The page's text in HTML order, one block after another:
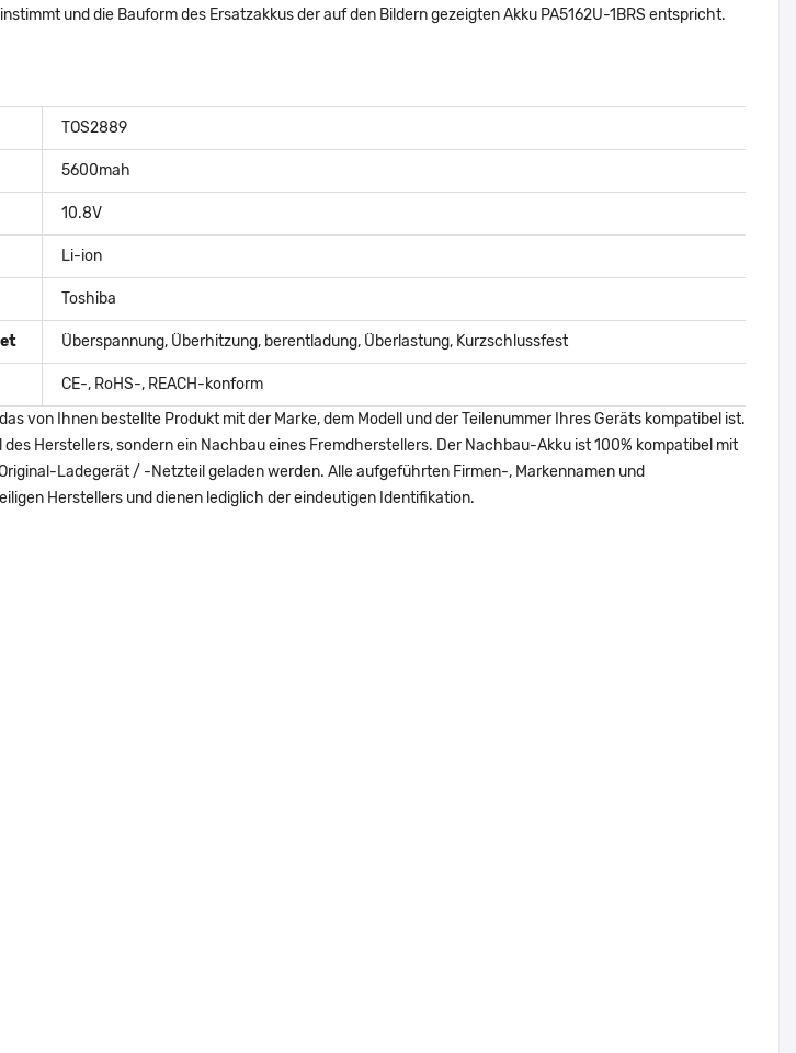
und die Bauform des Ersatzakkus der auf den Bildern gezeigten Akku PA5162U-1BRS entspricht.
TOS2889
5600mah
10.8V
Li-ion
Toshiba
Überspannung, Überhitzung, berentladung, Überlastung, Kurzschlussfest
CE-, RoHS-, REACH-konform
von Ihnen bestellte Produkt mit der Marke, dem Modell und der Teilenummer Ihres Geräts kompatibel ist.
des Herstellers, sondern ein Nachbau eines Fremdherstellers. Der Nachbau-Akku ist 100% kompatibel mit
Ladegerät / -Netzteil geladen werden. Alle aufgeführten Firmen-, Markennamen und
Herstellers und dienen lediglich der eindeutigen Identifikation.